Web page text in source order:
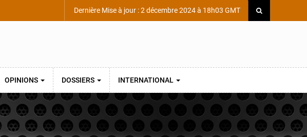
Dernière Mise à jour : 2 décembre 2024 à 18h03 GMT
OPINIONS DOSSIERS INTERNATIONAL